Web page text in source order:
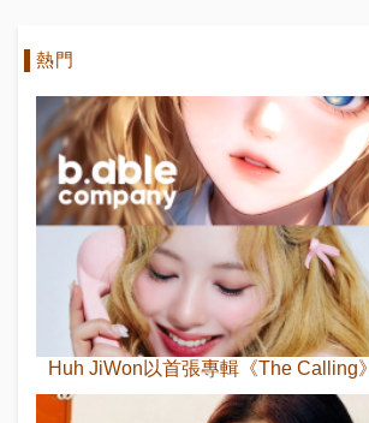
熱門
Huh JiWon以首張專輯《The Calling